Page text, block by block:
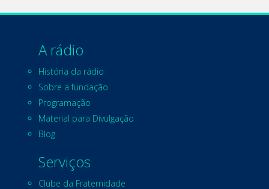
A rádio
História da rádio
Sobre a fundação
Programação
Material para Divulgação
Blog
Serviços
Clube da Fraternidade